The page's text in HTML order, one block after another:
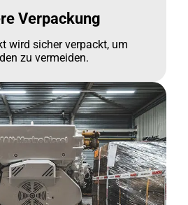
Verpackung
wird sicher verpackt, um
zu vermeiden.